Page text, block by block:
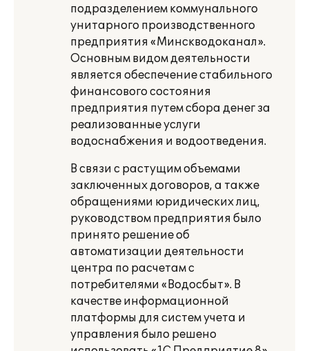
подразделением коммунального
унитарного производственного
предприятия «Минскводоканал».
Основным видом деятельности
является обеспечение стабильного
финансового состояния
предприятия путем сбора денег за
реализованные услуги
водоснабжения и водоотведения.
В связи с растущим объемами
заключенных договоров, а также
обращениями юридических лиц,
руководством предприятия было
принято решение об
автоматизации деятельности
центра по расчетам с
потребителями «Водосбыт». В
качестве информационной
платформы для систем учета и
управления было решено